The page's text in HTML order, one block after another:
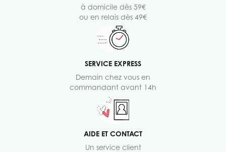
à domicile dès 59€
ou en relais dès 49€
SERVICE EXPRESS
Demain chez vous en
commandant avant 14h
AIDE ET CONTACT
Un service client